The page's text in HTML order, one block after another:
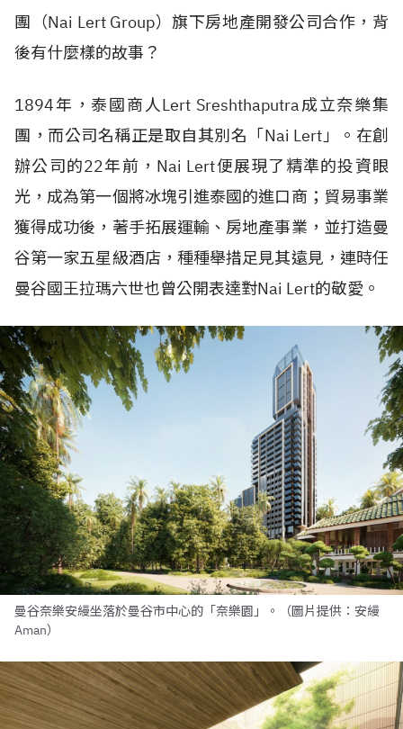
團（Nai Lert Group）旗下房地產開發公司合作，背
後有什麼樣的故事？
1894年，泰國商人Lert Sreshthaputra成立奈樂集
團，而公司名稱正是取自其別名「Nai Lert」。在創
辦公司的22年前，Nai Lert便展現了精準的投資眼
光，成為第一個將冰塊引進泰國的進口商；貿易事業
獲得成功後，著手拓展運輸、房地產事業，並打造曼
谷第一家五星級酒店，種種舉措足見其遠見，連時任
曼谷國王拉瑪六世也曾公開表達對Nai Lert的敬愛。
曼谷奈樂安縵坐落於曼谷市中心的「奈樂園」。（圖片提供：安縵
Aman）